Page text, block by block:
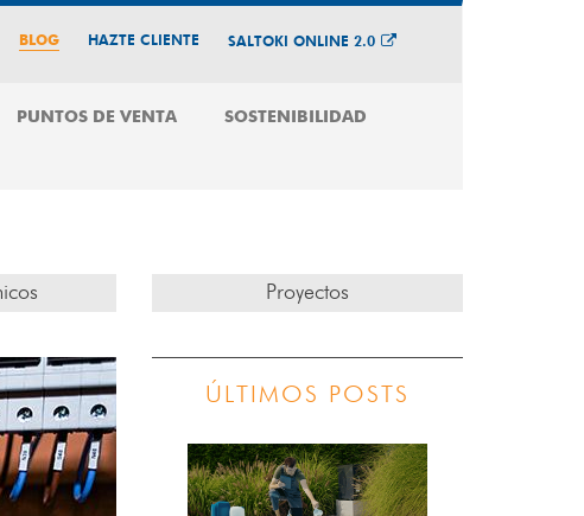
BLOG HAZTE CLIENTE SALTOKI ONLINE 2.0
PUNTOS DE VENTA SOSTENIBILIDAD
Proyectos
ÚLTIMOS POSTS